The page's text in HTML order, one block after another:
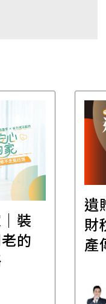
裝
的
遺
財
產